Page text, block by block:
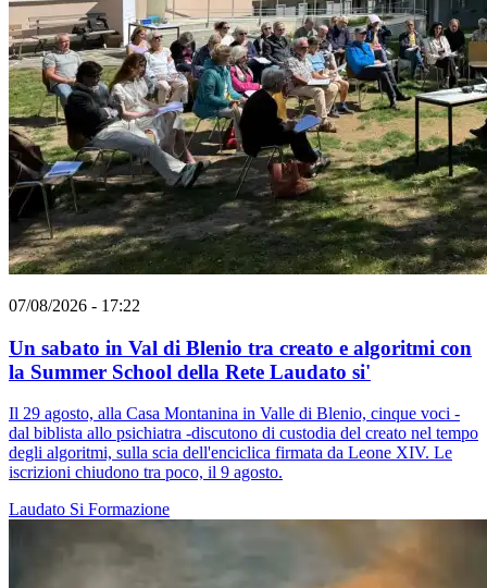
07/08/2026 - 17:22
Un sabato in Val di Blenio tra creato e algoritmi con
la Summer School della Rete Laudato si'
Il 29 agosto, alla Casa Montanina in Valle di Blenio, cinque voci -
dal biblista allo psichiatra -discutono di custodia del creato nel tempo
degli algoritmi, sulla scia dell'enciclica firmata da Leone XIV. Le
iscrizioni chiudono tra poco, il 9 agosto.
Laudato Si Formazione